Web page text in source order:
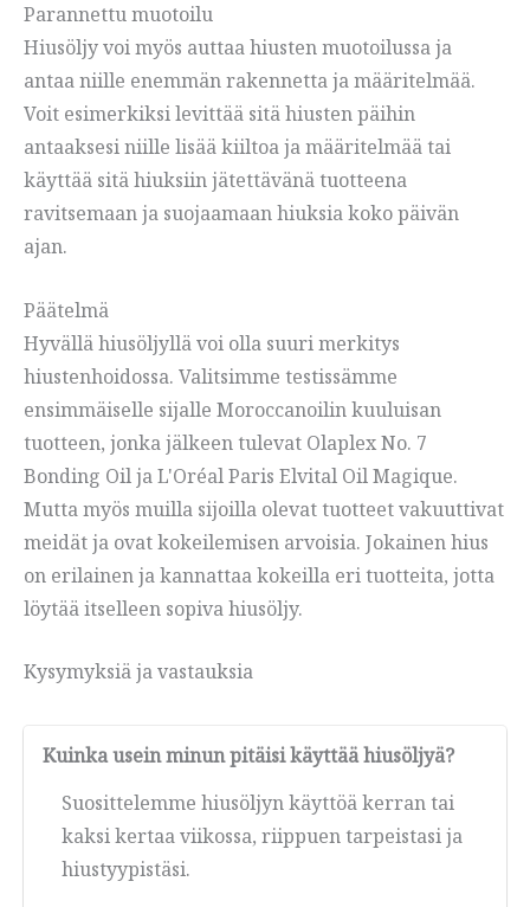
Parannettu muotoilu
Hiusöljy voi myös auttaa hiusten muotoilussa ja
antaa niille enemmän rakennetta ja määritelmää.
Voit esimerkiksi levittää sitä hiusten päihin
antaaksesi niille lisää kiiltoa ja määritelmää tai
käyttää sitä hiuksiin jätettävänä tuotteena
ravitsemaan ja suojaamaan hiuksia koko päivän
ajan.
Päätelmä
Hyvällä hiusöljyllä voi olla suuri merkitys
hiustenhoidossa. Valitsimme testissämme
ensimmäiselle sijalle Moroccanoilin kuuluisan
tuotteen, jonka jälkeen tulevat Olaplex No. 7
Bonding Oil ja L'Oréal Paris Elvital Oil Magique.
Mutta myös muilla sijoilla olevat tuotteet vakuuttivat
meidät ja ovat kokeilemisen arvoisia. Jokainen hius
on erilainen ja kannattaa kokeilla eri tuotteita, jotta
löytää itselleen sopiva hiusöljy.
Kysymyksiä ja vastauksia
Kuinka usein minun pitäisi käyttää hiusöljyä?
Suosittelemme hiusöljyn käyttöä kerran tai
kaksi kertaa viikossa, riippuen tarpeistasi ja
hiustyypistäsi.